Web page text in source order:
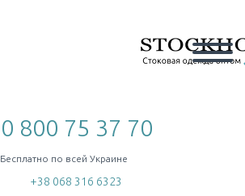
0 800 75 37 70
Бесплатно по всей Украине
+38 068 316 6323